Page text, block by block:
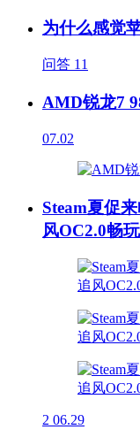
为什么感觉
问答 11
AMD锐龙7
07.02
Steam夏促
风OC2.0畅
2 06.29